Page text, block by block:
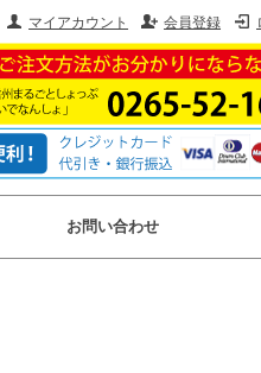
会員登録
マイアカウント
お問い合わせ